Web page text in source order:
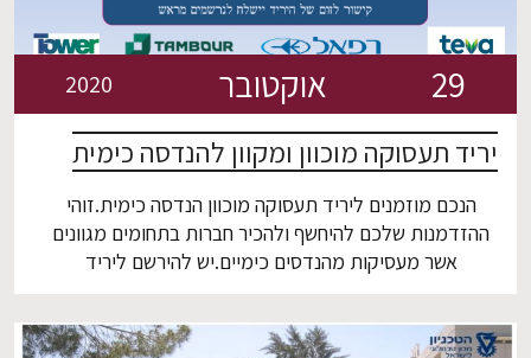
29 אוקטובר 2020
יריד תעסוקה מוכוון ומקוון להנדסה כימית
הנכם מוזמנים ליריד תעסוקה מוכוון הנדסה כימית.זוהי
ההזדמנות שלכם להיחשף ולהכיר חברות בתחומים מגוונים
אשר מעסיקות מהנדסים כימיים.יש להירשם ליריד
יתקיים באופן מקוון.לינק לזום ישלח למי שיירשם מראש.